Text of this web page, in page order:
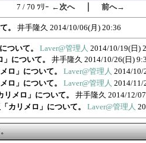
7 / 70 ﾂﾘｰ ←次へ｜ 前へ→
。 井手隆久 2014/10/06(月) 20:36
ついて。 Laver@管理人 2014/10/19(日)
について。
井手隆久 2014/10/26(日)
ロ」について。
Laver@管理人 2014/10/
ロ」について。
Laver@管理人 2014/11/
リメロ」について。
井手隆久 2014/12/
カリメロ」について。
Laver@管理人